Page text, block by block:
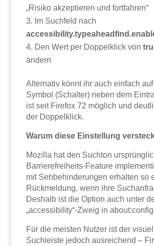
„Risiko akzeptieren und fortfahren“
Im Suchfeld nach
Den Wert per Doppelklick von
ändern
Alternativ könnt ihr auch einfach
Symbol (Schalter) neben dem
ist seit Firefox 72 möglich und
der Doppelklick.
Warum diese Einstellung
Mozilla hat den Suchton
Barrierefreiheits-Feature
mit Sehbehinderungen erhalten so
Rückmeldung, wenn ihre
Deshalb ist die Option auch unter
„accessibility“-Zweig in
Für die meisten Nutzer ist der
Suchleiste jedoch ausreichend –